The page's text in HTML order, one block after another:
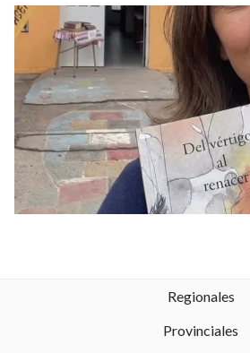
Regionales
Provinciales